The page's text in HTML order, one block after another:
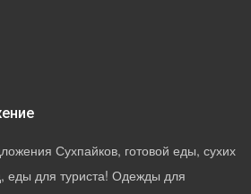
Сухпайков, готовой еды, сухих
еды для туриста! Одежды для